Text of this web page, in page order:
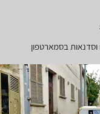
בסמארטפון